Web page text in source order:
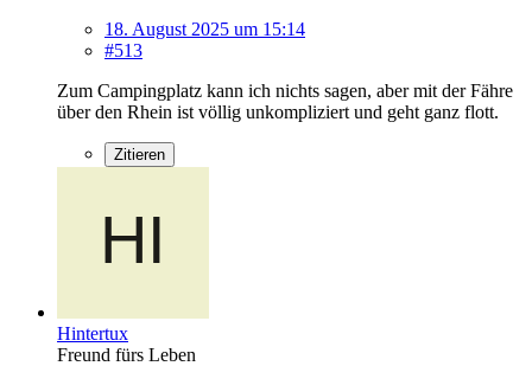
18. August 2025 um 15:14
#513
Zum Campingplatz kann ich nichts sagen, aber mit der Fähre
über den Rhein ist völlig unkompliziert und geht ganz flott.
Zitieren
Hintertux
Freund fürs Leben